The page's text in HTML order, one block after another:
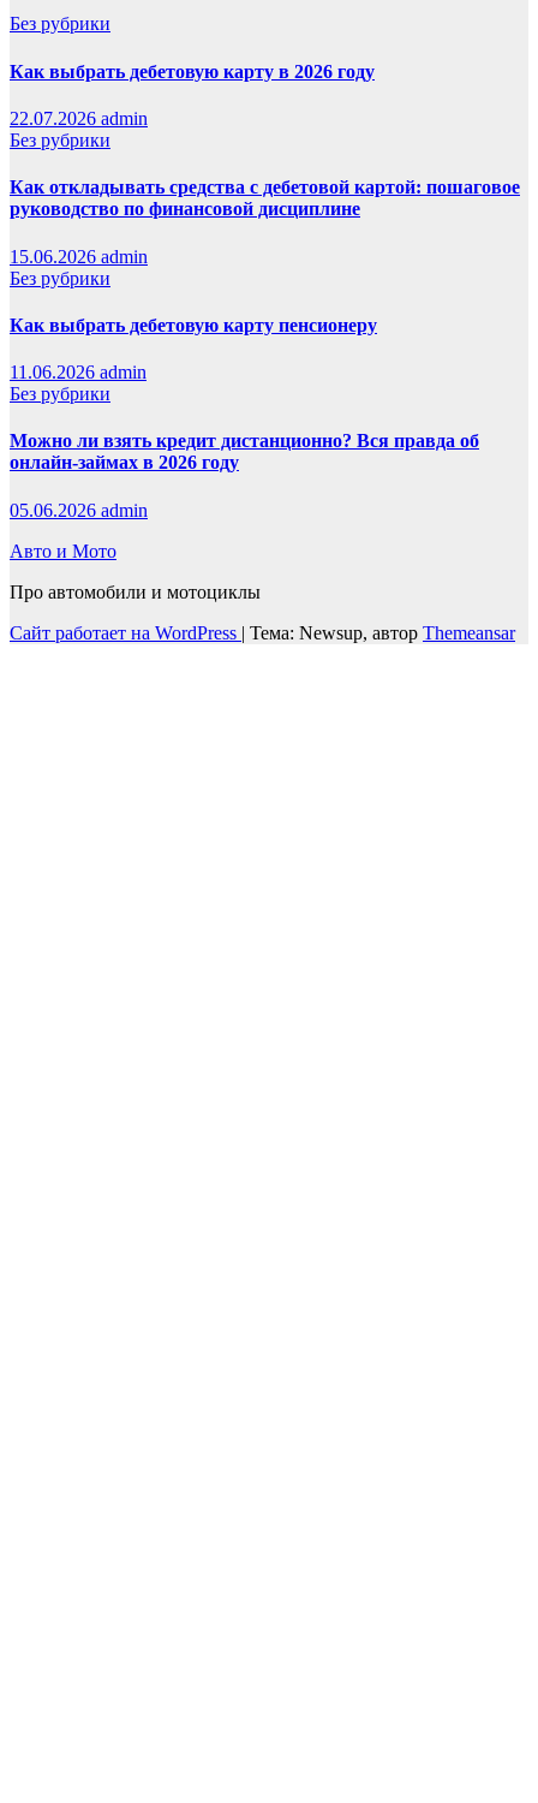
Без рубрики
Как выбрать дебетовую карту в 2026 году
22.07.2026 admin
Без рубрики
Как откладывать средства с дебетовой картой: пошаговое
руководство по финансовой дисциплине
15.06.2026 admin
Без рубрики
Как выбрать дебетовую карту пенсионеру
11.06.2026 admin
Без рубрики
Можно ли взять кредит дистанционно? Вся правда об
онлайн-займах в 2026 году
05.06.2026 admin
Авто и Мото
Про автомобили и мотоциклы
Сайт работает на WordPress | Тема: Newsup, автор Themeansar